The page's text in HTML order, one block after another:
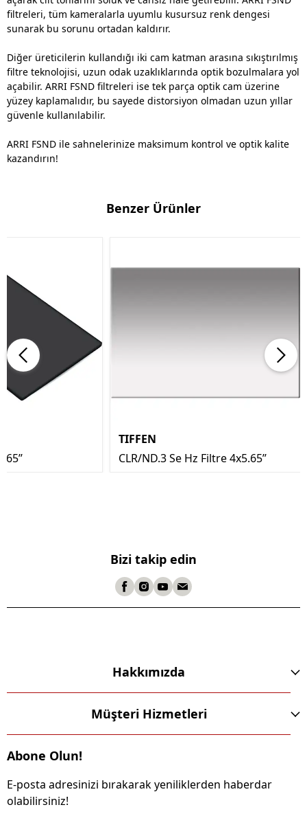
filtreleri, tüm kameralarla uyumlu kusursuz renk dengesi
sunarak bu sorunu ortadan kaldırır.
Diğer üreticilerin kullandığı iki cam katman arasına sıkıştırılmış
filtre teknolojisi, uzun odak uzaklıklarında optik bozulmalara yol
açabilir. ARRI FSND filtreleri ise tek parça optik cam üzerine
yüzey kaplamalıdır, bu sayede distorsiyon olmadan uzun yıllar
güvenle kullanılabilir.
ARRI FSND ile sahnelerinize maksimum kontrol ve optik kalite
kazandırın!
Benzer Ürünler
TIFFEN
CLR/ND.3 Se Hz Filtre 4x5.65’’
Bizi takip edin
Hakkımızda
Müşteri Hizmetleri
Abone Olun!
E-posta adresinizi bırakarak yeniliklerden haberdar
olabilirsiniz!